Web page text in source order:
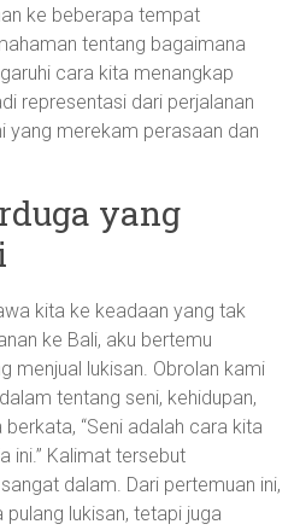
ke beberapa tempat
tentang bagaimana
cara kita menangkap
representasi dari perjalanan
yang merekam perasaan dan
yang
kita ke keadaan yang tak
ke Bali, aku bertemu
menjual lukisan. Obrolan kami
tentang seni, kehidupan,
“Seni adalah cara kita
ini.” Kalimat tersebut
dalam. Dari pertemuan ini,
lukisan, tetapi juga